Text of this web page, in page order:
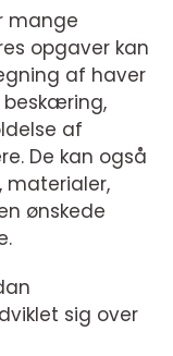
mange
opgaver kan
af haver
af
De kan også
materialer,
ønskede
sig over